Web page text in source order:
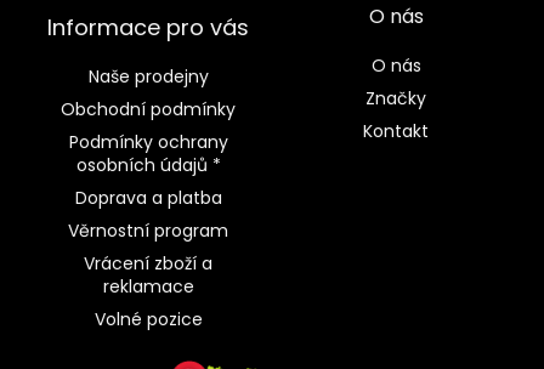
Informace pro vás
Naše prodejny
Obchodní podmínky
Podmínky ochrany
osobních údajů *
Doprava a platba
Věrnostní program
Vrácení zboží a
reklamace
Volné pozice
O nás
O nás
Značky
Kontakt